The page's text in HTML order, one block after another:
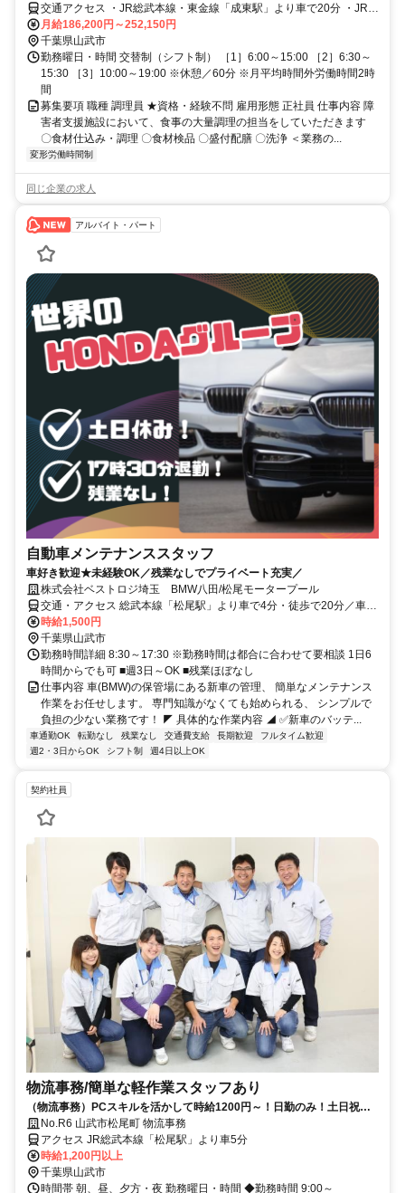
交通アクセス ・JR総武本線・東金線「成東駅」より車で20分 ・JR成
東駅からフラワーバス「小松バス停」下車5分
月給186,200円～252,150円
千葉県山武市
勤務曜日・時間 交替制（シフト制） ［1］6:00～15:00 ［2］6:30～
15:30 ［3］10:00～19:00 ※休憩／60分 ※月平均時間外労働時間2時
間
募集要項 職種 調理員 ★資格・経験不問 雇用形態 正社員 仕事内容 障
害者支援施設において、食事の大量調理の担当をしていただきます
〇食材仕込み・調理 〇食材検品 〇盛付配膳 〇洗浄 ＜業務の...
変形労働時間制
同じ企業の求人
アルバイト・パート
自動車メンテナンススタッフ
車好き歓迎★未経験OK／残業なしでプライベート充実／
株式会社ベストロジ埼玉 BMW八田/松尾モータープール
交通・アクセス 総武本線「松尾駅」より車で4分・徒歩で20分／車通
勤OK
時給1,500円
千葉県山武市
勤務時間詳細 8:30～17:30 ※勤務時間は都合に合わせて要相談 1日6
時間からでも可 ■週3日～OK ■残業ほぼなし
仕事内容 車(BMW)の保管場にある新車の管理、 簡単なメンテナンス
作業をお任せします。 専門知識がなくても始められる、 シンプルで
負担の少ない業務です！ ◤ 具体的な作業内容 ◢ ✅新車のバッテ...
車通勤OK 転勤なし 残業なし 交通費支給 長期歓迎
フルタイム歓迎
週2・3日からOK
シフト制 週4日以上OK
契約社員
物流事務/簡単な軽作業スタッフあり
（物流事務）PCスキルを活かして時給1200円～！日勤のみ！土日祝休
み！ガソリン代支給！山武市！
No.R6 山武市松尾町 物流事務
アクセス JR総武本線「松尾駅」より車5分
時給1,200円以上
千葉県山武市
時間帯 朝、昼、夕方・夜 勤務曜日・時間 ◆勤務時間 9:00～